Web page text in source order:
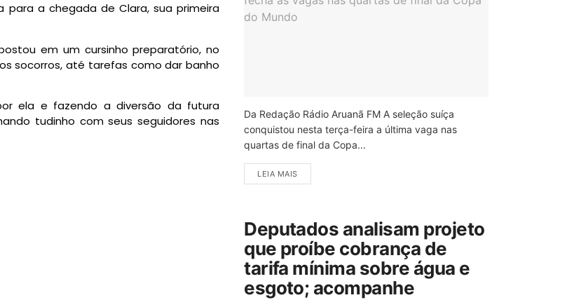
para a chegada de Clara, sua primeira
em um cursinho preparatório, no
socorros, até tarefas como dar banho
ela e fazendo a diversão da futura
tudinho com seus seguidores nas
Da Redação Rádio Aruanã FM A seleção suíça
conquistou nesta terça-feira a última vaga nas
quartas de final da Copa...
LEIA MAIS
Deputados analisam projeto
que proíbe cobrança de
tarifa mínima sobre água e
esgoto; acompanhe